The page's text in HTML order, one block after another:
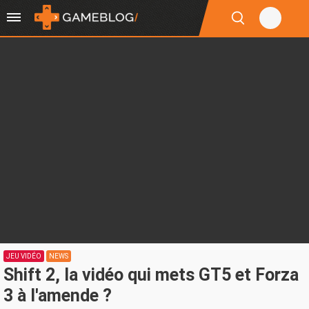
JEU VIDÉO NEWS
Shift 2, la vidéo qui mets GT5 et Forza
3 à l'amende ?